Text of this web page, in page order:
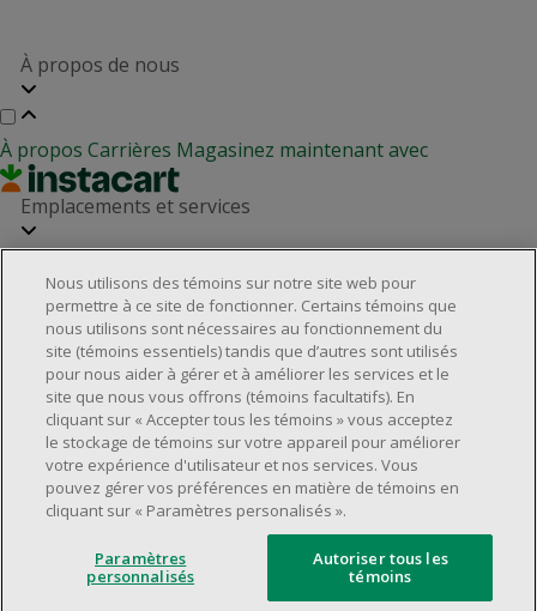
À propos de nous
À propos Carrières Magasinez maintenant avec
Emplacements et services
Localisateur de magasinsRelation avec les investisseurs
Partenaires immobiliers
Service à la clientèle
Foire aux questionsRappels de produitsNous joindre
Gestion des témoins
©2025 Dollarama Inc. Tous droits réservés.
Aspects juridiques
Politique d'accessibilité
Nous utilisons des témoins sur notre site web pour
permettre à ce site de fonctionner. Certains témoins que
nous utilisons sont nécessaires au fonctionnement du
site (témoins essentiels) tandis que d’autres sont utilisés
pour nous aider à gérer et à améliorer les services et le
site que nous vous offrons (témoins facultatifs). En
cliquant sur « Accepter tous les témoins » vous acceptez
le stockage de témoins sur votre appareil pour améliorer
votre expérience d'utilisateur et nos services. Vous
pouvez gérer vos préférences en matière de témoins en
cliquant sur « Paramètres personalisés ».
Paramètres
personnalisés
Autoriser tous les
témoins